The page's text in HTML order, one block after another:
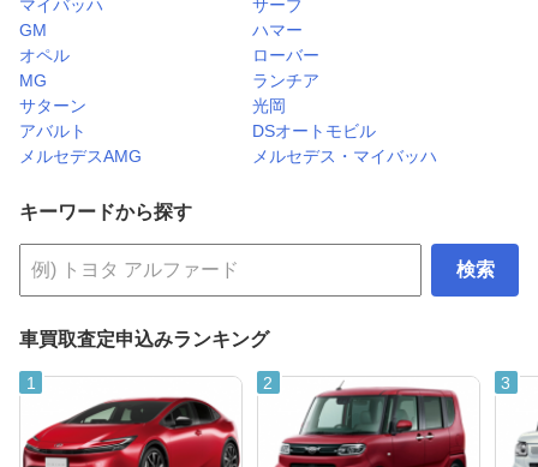
マイバッハ
サーブ
GM
ハマー
オペル
ローバー
MG
ランチア
サターン
光岡
アバルト
DSオートモビル
メルセデスAMG
メルセデス・マイバッハ
キーワードから探す
検索
車買取査定申込みランキング